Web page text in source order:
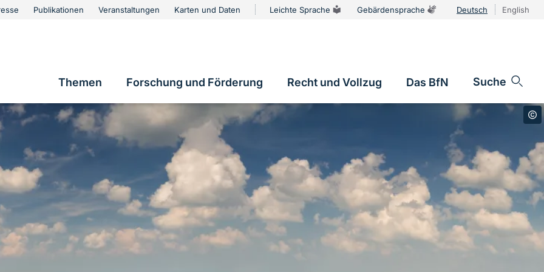
Publikationen Veranstaltungen Karten und Daten Leichte Sprache Gebärdensprache Deutsch English
Hauptnavigation
Themen Forschung und Förderung Recht und Vollzug Das BfN Suche